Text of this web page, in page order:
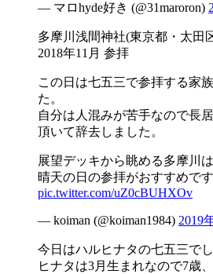
— マロhyde好き (@31maroron)
多摩川浅間神社(東京都・太田
2018年11月 参拝
この日は七五三で参拝する家
た。
自分は人混みが苦手なので長
頂いて辞去しました。
展望デッキから眺める多摩川は
晴天の日の参拝がおすすめです
pic.twitter.com/uZ0cBUHXOv
— koiman (@koiman1984) 2019
今日はハルヒナタの七五三で
ヒナタは3月生まれなので7歳